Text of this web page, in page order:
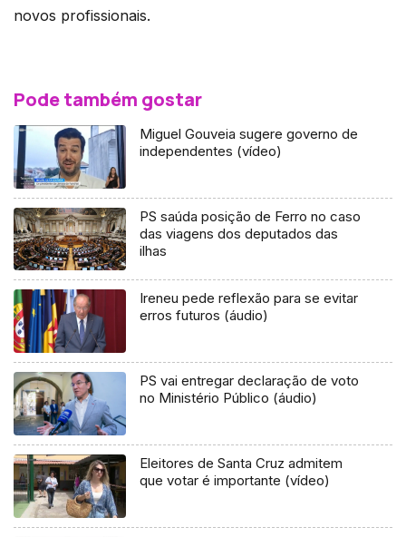
novos profissionais.
Pode também gostar
Miguel Gouveia sugere governo de
independentes (vídeo)
PS saúda posição de Ferro no caso
das viagens dos deputados das
ilhas
Ireneu pede reflexão para se evitar
erros futuros (áudio)
PS vai entregar declaração de voto
no Ministério Público (áudio)
Eleitores de Santa Cruz admitem
que votar é importante (vídeo)